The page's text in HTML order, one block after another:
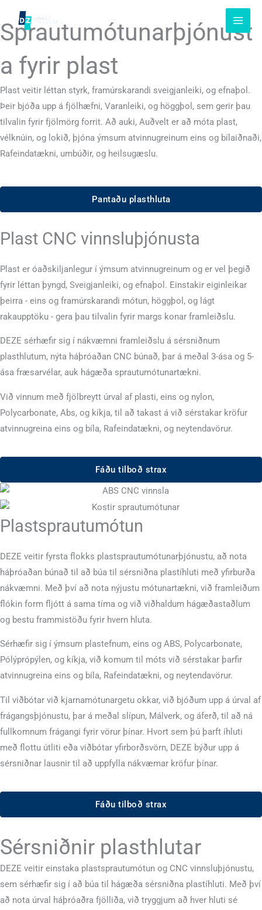
að
innihaldi
Sprautumótunarþjónust
a fyrir plast
Plast veitir léttan styrk, framúrskarandi sveigjanleiki, og efnaþol.
Þeir bjóða upp á fjölhæfni, Varanleiki, og höggþol, sem gerir þau
tilvalin fyrir fjölmörg forrit. Að auki, Auðvelt er að móta plast,
vélknúin, og lokið, þjóna ýmsum atvinnugreinum eins og bílaiðnaði,
Rafeindatækni, umbúðir, og heilsugæslu.
Pantaðu plasthluta
Plast CNC vinnsluþjónusta
Plast er óaðskiljanlegur í ýmsum atvinnugreinum og er vel þegið
fyrir léttan þyngd, Sveigjanleiki, og efnaþol. Einstakir eiginleikar
þeirra - eins og framúrskarandi mótun, höggþol, og lágt
rakaupptöku - gera þau tilvalin fyrir margs konar framleiðslu.
DEZE sérhæfir sig í nákvæmni framleiðslu á sérsniðnum
plasthlutum, nýta háþróaðan CNC búnað, þar á meðal 3-ása og 5-
ása fræsarvélar, auk hágæða sprautumótunartækni.
Við vinnum með fjölbreytt úrval af plasti, eins og nylon,
Polycarbonate, Abs, og kíkja, til að takast á við sérstakar kröfur
atvinnugreina eins og bíla, Rafeindatækni, og neytendavörur.
Fáðu tilboð strax
Plastsprautumótun
DEZE veitir fyrsta flokks plastsprautumótunarþjónustu, að nota
háþróaðan búnað til að búa til sérsniðna plastíhluti með yfirburða
nákvæmni. Með því að nota nýjustu mótunartækni, við framleiðum
flókin form fljótt á sama tíma og við viðhaldum hágæðastaðlum
og bestu frammistöðu fyrir hvern hluta.
Sérhæfir sig í ýmsum plastefnum, eins og ABS, Polycarbonate,
Pólýprópýlen, og kíkja, við komum til móts við sérstakar þarfir
atvinnugreina eins og bíla, Rafeindatækni, og neytendavörur.
Til viðbótar við kjarnamótunargetu okkar, við bjóðum upp á úrval af
frágangsþjónustu, þar á meðal slípun, Málverk, og áferð, til að ná
fullkomnum frágangi fyrir vörur þínar. Hvort sem þú þarft íhluti
með flottu útliti eða viðbótar yfirborðsvörn, DEZE býður upp á
sérsniðnar lausnir til að uppfylla nákvæmar kröfur þínar.
Fáðu tilboð strax
Sérsniðnir plasthlutar
DEZE veitir einstaka plastsprautumótun og CNC vinnsluþjónustu,
sem sérhæfir sig í að búa til hágæða sérsniðna plastíhluti. Með því
að nota úrval háþróaðra fjölliða, við tryggjum að hver hluti sé